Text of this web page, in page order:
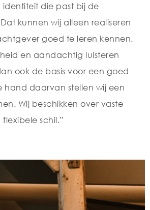
identiteit die past bij de
kunnen wij alleen realiseren
goed te leren kennen.
en aandachtig luisteren
ook de basis voor een goed
hand daarvan stellen wij een
Wij beschikken over vaste
schil.”